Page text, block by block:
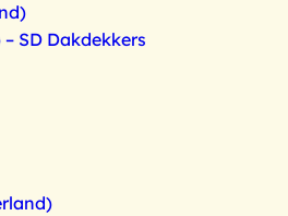
SD Dakdekkers